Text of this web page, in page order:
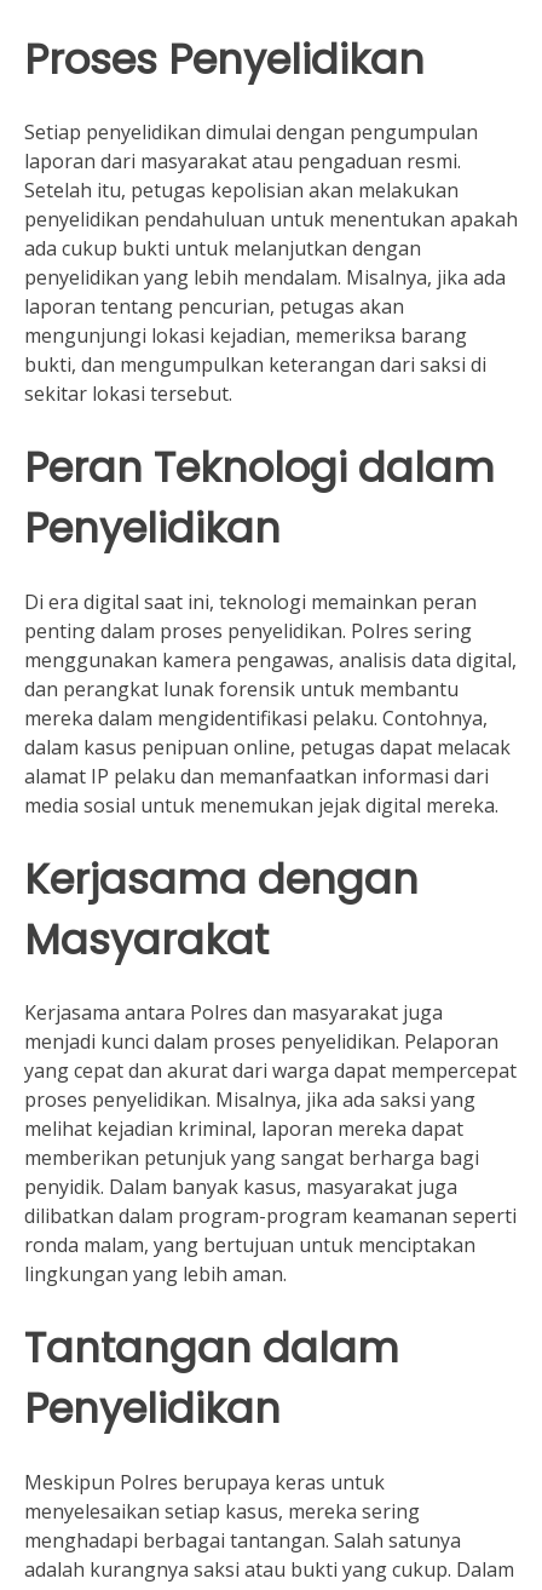
Proses Penyelidikan
Setiap penyelidikan dimulai dengan pengumpulan
laporan dari masyarakat atau pengaduan resmi.
Setelah itu, petugas kepolisian akan melakukan
penyelidikan pendahuluan untuk menentukan apakah
ada cukup bukti untuk melanjutkan dengan
penyelidikan yang lebih mendalam. Misalnya, jika ada
laporan tentang pencurian, petugas akan
mengunjungi lokasi kejadian, memeriksa barang
bukti, dan mengumpulkan keterangan dari saksi di
sekitar lokasi tersebut.
Peran Teknologi dalam
Penyelidikan
Di era digital saat ini, teknologi memainkan peran
penting dalam proses penyelidikan. Polres sering
menggunakan kamera pengawas, analisis data digital,
dan perangkat lunak forensik untuk membantu
mereka dalam mengidentifikasi pelaku. Contohnya,
dalam kasus penipuan online, petugas dapat melacak
alamat IP pelaku dan memanfaatkan informasi dari
media sosial untuk menemukan jejak digital mereka.
Kerjasama dengan
Masyarakat
Kerjasama antara Polres dan masyarakat juga
menjadi kunci dalam proses penyelidikan. Pelaporan
yang cepat dan akurat dari warga dapat mempercepat
proses penyelidikan. Misalnya, jika ada saksi yang
melihat kejadian kriminal, laporan mereka dapat
memberikan petunjuk yang sangat berharga bagi
penyidik. Dalam banyak kasus, masyarakat juga
dilibatkan dalam program-program keamanan seperti
ronda malam, yang bertujuan untuk menciptakan
lingkungan yang lebih aman.
Tantangan dalam
Penyelidikan
Meskipun Polres berupaya keras untuk
menyelesaikan setiap kasus, mereka sering
menghadapi berbagai tantangan. Salah satunya
adalah kurangnya saksi atau bukti yang cukup. Dalam